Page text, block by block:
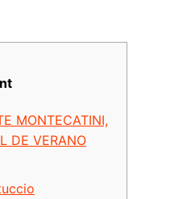
MONTECATINI,
DE VERANO